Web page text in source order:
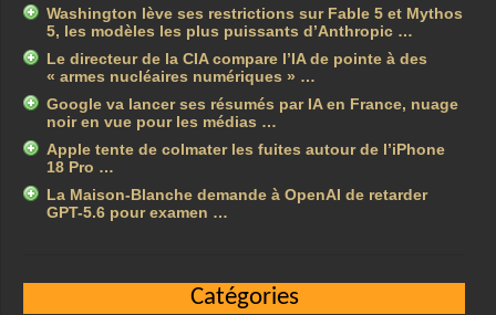
Washington lève ses restrictions sur Fable 5 et Mythos
5, les modèles les plus puissants d’Anthropic …
Le directeur de la CIA compare l’IA de pointe à des
« armes nucléaires numériques » …
Google va lancer ses résumés par IA en France, nuage
noir en vue pour les médias …
Apple tente de colmater les fuites autour de l’iPhone
18 Pro …
La Maison-Blanche demande à OpenAI de retarder
GPT-5.6 pour examen …
Catégories